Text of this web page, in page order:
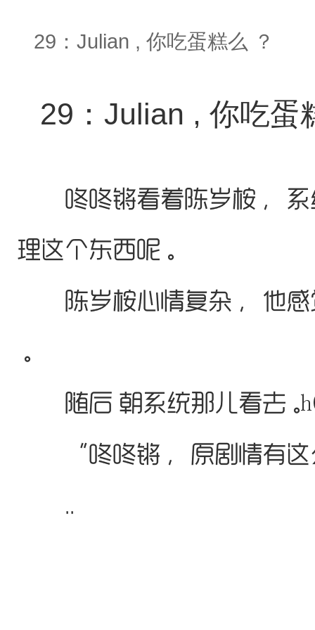
29：Julian , 你吃蛋糕么 ？
29：Julian , 你吃蛋